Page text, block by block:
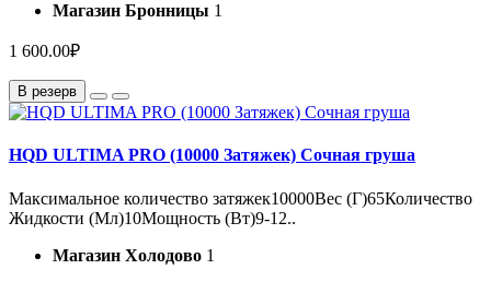
Магазин Бронницы 1
1 600.00₽
В резерв
HQD ULTIMA PRO (10000 Затяжек) Сочная груша
Максимальное количество затяжек10000Вес (Г)65Количество
Жидкости (Мл)10Мощность (Вт)9-12..
Магазин Холодово 1